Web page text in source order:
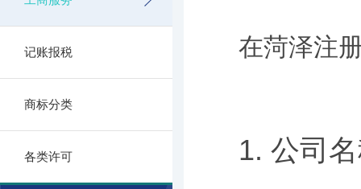
记账报税
商标分类
各类许可
在菏泽注
1. 公司